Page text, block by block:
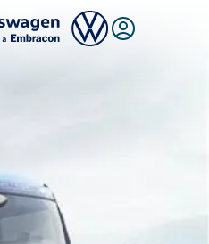
com a Embracon